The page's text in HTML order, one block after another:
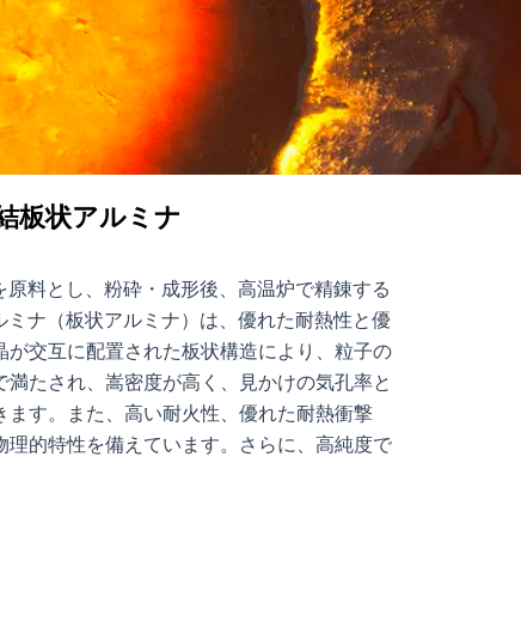
板状アルミナ
料とし、粉砕・成形後、高温炉で精錬する
ナ（板状アルミナ）は、優れた耐熱性と優
交互に配置された板状構造により、粒子の
たされ、嵩密度が高く、見かけの気孔率と
す。また、高い耐火性、優れた耐熱衝撃
的特性を備えています。さらに、高純度で